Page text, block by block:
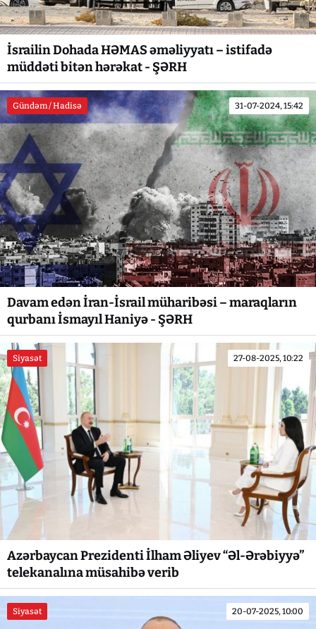
İsrailin Dohada HƏMAS əməliyyatı – istifadə
müddəti bitən hərəkat - ŞƏRH
Gündəm / Hadisə 31-07-2024, 15:42
Davam edən İran-İsrail müharibəsi – maraqların
qurbanı İsmayıl Haniyə - ŞƏRH
Siyasət 27-08-2025, 10:22
Azərbaycan Prezidenti İlham Əliyev “Əl-Ərəbiyyə”
telekanalına müsahibə verib
Siyasət 20-07-2025, 10:00